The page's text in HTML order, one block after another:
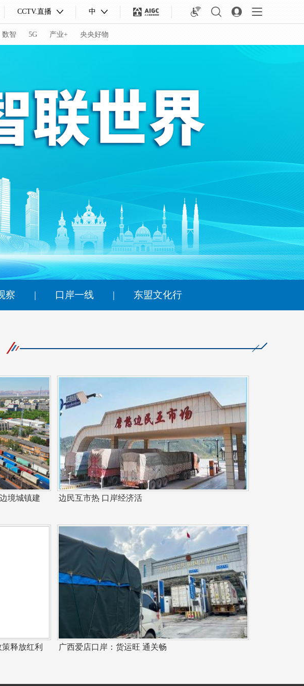
CCTV.直播 中
数智 5G 产业+ 央央好物
评 锋面
足球 网球 综合体育
健康 乐龄 阅读 艺术 汽车 数智 5G 产业+
颜选攻略 海洋 时尚 天气 才艺 网展 央央好物
察 | 口岸一线 | 东盟文化行
境城镇建
边民互市热 口岸经济活
释放红利
广西爱店口岸：货运旺 通关畅